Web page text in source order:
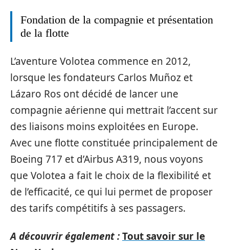
Fondation de la compagnie et présentation
de la flotte
L’aventure Volotea commence en 2012,
lorsque les fondateurs Carlos Muñoz et
Lázaro Ros ont décidé de lancer une
compagnie aérienne qui mettrait l’accent sur
des liaisons moins exploitées en Europe.
Avec une flotte constituée principalement de
Boeing 717 et d’Airbus A319, nous voyons
que Volotea a fait le choix de la flexibilité et
de l’efficacité, ce qui lui permet de proposer
des tarifs compétitifs à ses passagers.
A découvrir également :Tout savoir sur le